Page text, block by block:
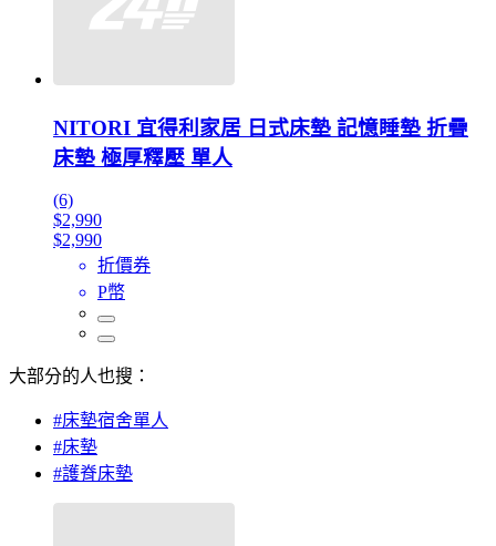
NITORI 宜得利家居 日式床墊 記憶睡墊 折疊
床墊 極厚釋壓 單人
(6)
$2,990
$2,990
折價券
P幣
大部分的人也搜：
#床墊宿舍單人
#床墊
#護脊床墊